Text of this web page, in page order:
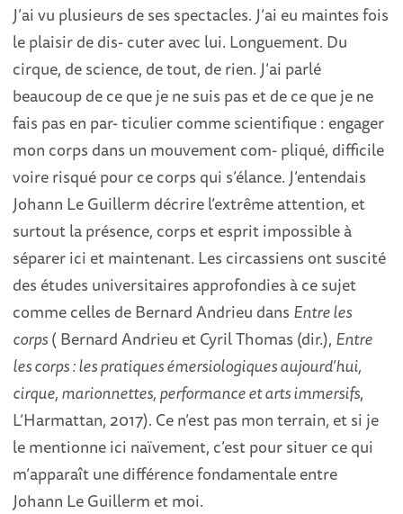
J’ai vu plusieurs de ses spectacles. J’ai eu maintes fois
le plaisir de dis- cuter avec lui. Longuement. Du
cirque, de science, de tout, de rien. J’ai parlé
beaucoup de ce que je ne suis pas et de ce que je ne
fais pas en par- ticulier comme scientifique : engager
mon corps dans un mouvement com- pliqué, difficile
voire risqué pour ce corps qui s’élance. J’entendais
Johann Le Guillerm décrire l’extrême attention, et
surtout la présence, corps et esprit impossible à
séparer ici et maintenant. Les circassiens ont suscité
des études universitaires approfondies à ce sujet
comme celles de Bernard Andrieu dans Entre les
corps( Bernard Andrieu et Cyril Thomas (dir.), Entre
les corps : les pratiques émersiologiquesaujourd’hui,
cirque, marionnettes, performance et arts immersifs,
L’Harmattan, 2017). Ce n’est pas mon terrain, et si je
le mentionne ici naïvement, c’est pour situer ce qui
m’apparaît une différence fondamentale entre
Johann Le Guillerm et moi.